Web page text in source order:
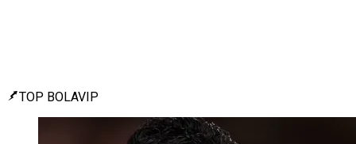
TOP BOLAVIP